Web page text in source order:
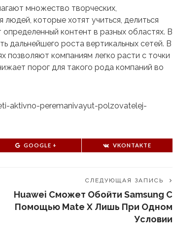
множество творческих,
которые хотят учиться, делиться
контент в разных областях. В
дальнейшего роста вертикальных сетей. В
позволяют компаниям легко расти с точки
порог для такого рода компаний во
aktivno-peremanivayut-polzovatelej-
GOOGLE + VKONTAKTE
СЛЕДУЮЩАЯ ЗАПИСЬ
Huawei Сможет Обойти Samsung С
Помощью Mate X Лишь При Одном
Условии